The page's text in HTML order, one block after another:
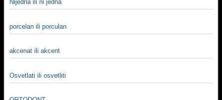
Nijedna ili ni jedna
porcelan ili porculan
akcenat ili akcent
Osvetlati ili osvetliti